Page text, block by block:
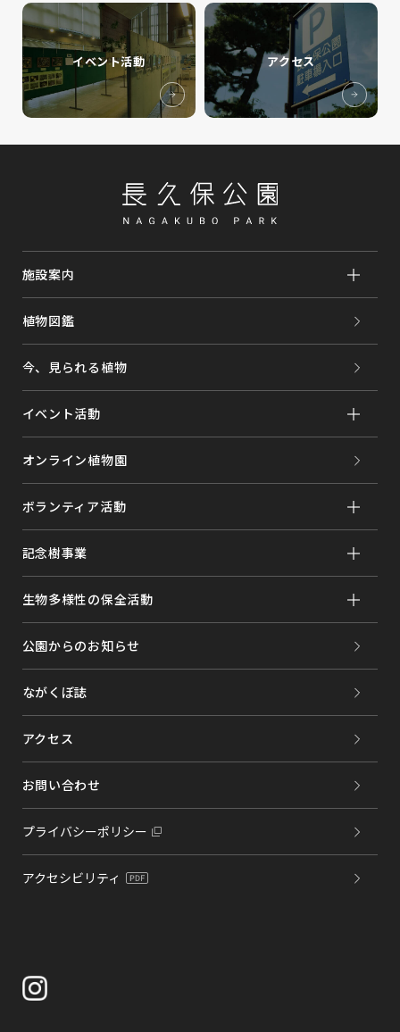
イベント活動 アクセス
施設案内
植物図鑑
今、見られる植物
イベント活動
オンライン植物園
ボランティア活動
記念樹事業
生物多様性の保全活動
公園からのお知らせ
ながくぼ誌
アクセス
お問い合わせ
プライバシーポリシー
アクセシビリティ